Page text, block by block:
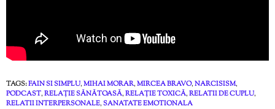
TAGS:FAIN SI SIMPLU,MIHAI MORAR,MIRCEA BRAVO,NARCISISM,
PODCAST,RELAȚIE SĂNĂTOASĂ,RELAȚIE TOXICĂ,RELATII DE CUPLU,
RELATII INTERPERSONALE,SANATATE EMOTIONALA